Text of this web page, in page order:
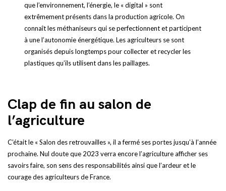
que l’environnement, l’énergie, le « digital » sont
extrêmement présents dans la production agricole. On
connaît les méthaniseurs qui se perfectionnent et participent
à une l’autonomie énergétique. Les agriculteurs se sont
organisés depuis longtemps pour collecter et recycler les
plastiques qu’ils utilisent dans les paillages.
Clap de fin au salon de
l’agriculture
C’était le « Salon des retrouvailles », il a fermé ses portes jusqu’à l’année
prochaine. Nul doute que 2023 verra encore l’agriculture afficher ses
savoirs faire, son sens des responsabilités ainsi que l’ardeur et le
courage des agriculteurs de France.